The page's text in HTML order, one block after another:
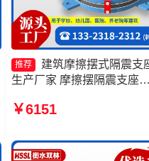
推荐
建筑摩擦摆式隔震支
生产厂家 摩擦摆隔震支座
座生产厂家 摩擦摆隔震支
￥6151